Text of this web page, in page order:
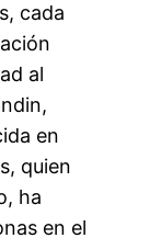
cada
al
en
quien
ha
en el